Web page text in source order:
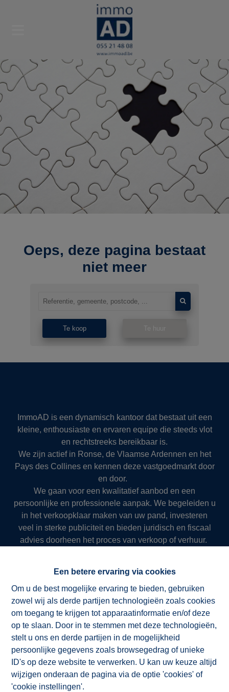
Een betere ervaring via cookies
Om u de best mogelijke ervaring te bieden, gebruiken
zowel wij als derde partijen technologieën zoals cookies
om toegang te krijgen tot apparaatinformatie en/of deze
op te slaan. Door in te stemmen met deze technologieën,
stelt u ons en derde partijen in de mogelijkheid
persoonlijke gegevens zoals browsegedrag of unieke
ID's op deze website te verwerken. U kan uw keuze altijd
wijzigen onderaan de pagina via de optie 'cookies' of
'cookie instellingen'.
Oeps, deze pagina bestaat
niet meer
Te koop Te huur
ImmoAD is een dynamisch kantoor dat bestaat uit een
kleine, enthousiaste en ervaren equipe die steeds vlot
en rechtstreeks bereikbaar is.
We zijn actief in Ronse, de Vlaamse Ardennen en het
Pays des Collines en kennen deze vastgoedmarkt door
en door.
We gaan voor een kwalitatief aanbod en een
persoonlijke en professionele aanpak. We begeleiden u
in het verkoopklaar maken van uw pand, investeren
veel in sterke publiciteit en bieden juridisch en fiscaal
advies doorheen het proces van verkoop of verhuur.
NV ImmoAD